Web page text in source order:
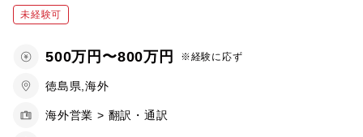
未経験可
500万円〜800万円 ※経験に応ず
徳島県,海外
海外営業 > 翻訳・通訳